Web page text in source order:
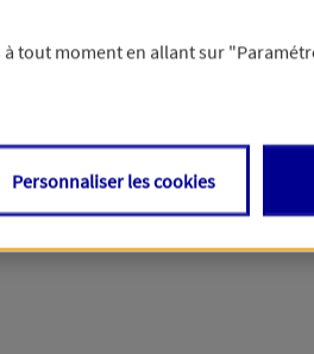
à tout moment en allant sur
Personnaliser les cookies